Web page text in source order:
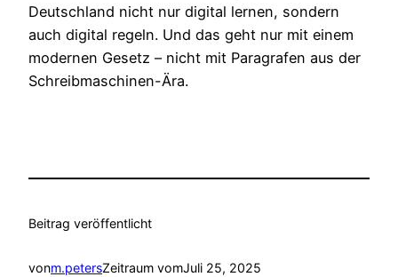
Deutschland nicht nur digital lernen, sondern
auch digital regeln. Und das geht nur mit einem
modernen Gesetz – nicht mit Paragrafen aus der
Schreibmaschinen-Ära.
Beitrag veröffentlicht
vonm.petersZeitraum vomJuli 25, 2025